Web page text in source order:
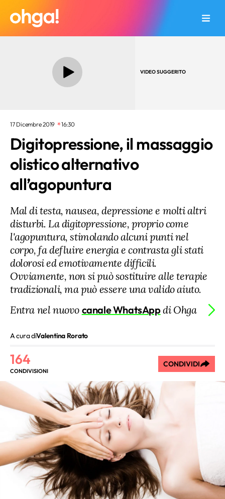
VIDEO SUGGERITO
17 Dicembre 2019 16:30
Digitopressione, il massaggio
olistico alternativo
all’agopuntura
Mal di testa, nausea, depressione e molti altri
disturbi. La digitopressione, proprio come
l'agopuntura, stimolando alcuni punti nel
corpo, fa defluire energia e contrasta gli stati
dolorosi ed emotivamente difficili.
Ovviamente, non si può sostituire alle terapie
tradizionali, ma può essere una valido aiuto.
Entra nel nuovo canale WhatsAppdi Ohga
A cura diValentina Rorato
164
CONDIVISIONI
CONDIVIDI